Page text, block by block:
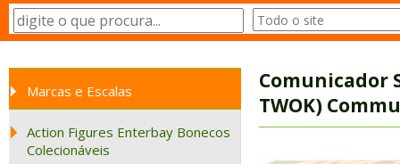
Marcas e Escalas
Action Figures Enterbay Bonecos
Colecionáveis
Comunicador
TWOK)